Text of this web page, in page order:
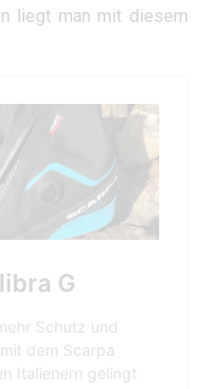
liegt man mit diesem